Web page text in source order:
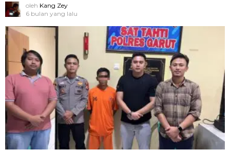
oleh Kang Zey
6 bulan yang lalu